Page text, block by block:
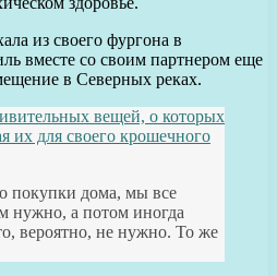
из своего фургона в
вместе со своим партнером еще
в Северных реках.
вещей, о которых
их для своего крошечного
покупки дома, мы все
нужно, а потом иногда
вероятно, не нужно. То же